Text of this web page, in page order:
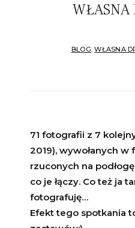
WŁASNA
BLOG,WŁASNA
71 fotografii z 7
2019), wywołanych w
rzuconych na
co je łączy. Co też ja
fotografuję…
Efekt tego spotkania